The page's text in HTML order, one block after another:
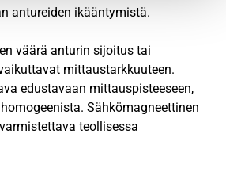
antureiden ikääntymistä.
väärä anturin sijoitus tai
mittaustarkkuuteen.
edustavaan mittauspisteeseen,
Sähkömagneettinen
teollisessa